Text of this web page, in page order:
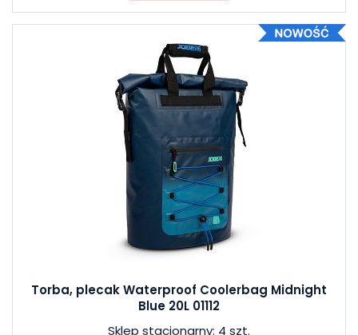
Torba, plecak Waterproof Coolerbag Midnight
Blue 20L 01112
Sklep stacjonarny: 4 szt.